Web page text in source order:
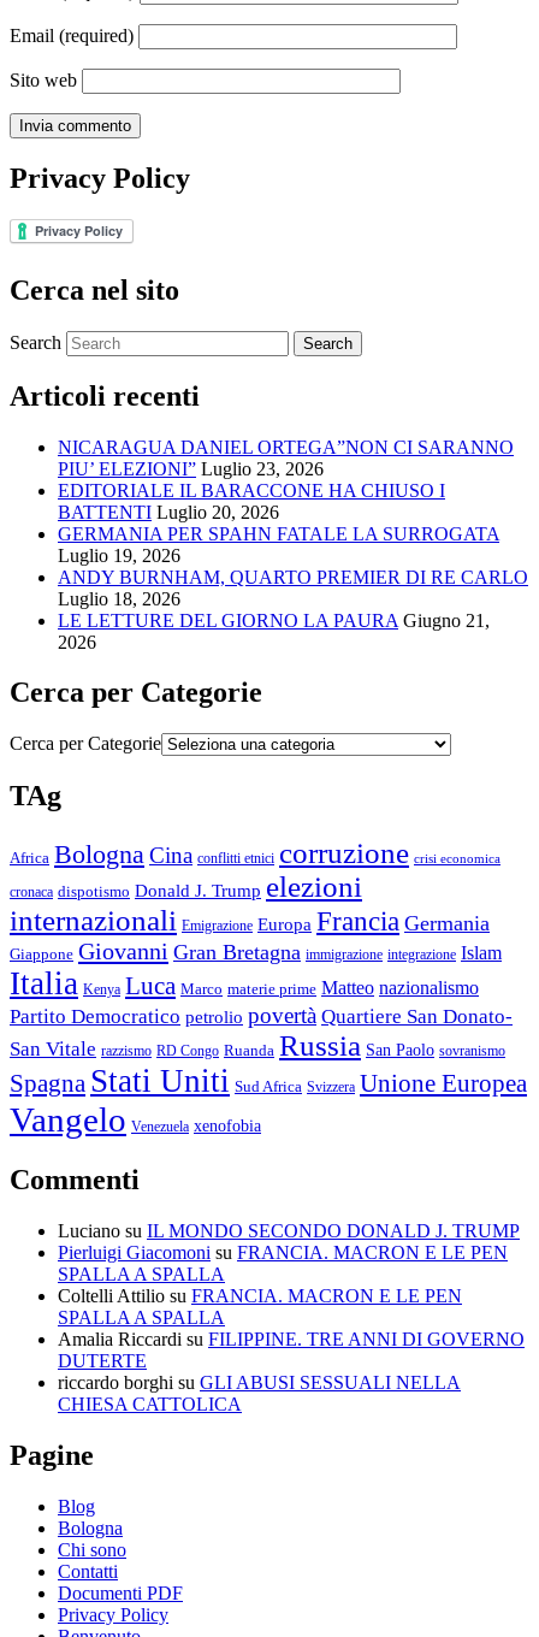
Email (required)
Sito web
Privacy Policy
Cerca nel sito
Search
Articoli recenti
NICARAGUA DANIEL ORTEGA”NON CI SARANNO
PIU’ ELEZIONI” Luglio 23, 2026
EDITORIALE IL BARACCONE HA CHIUSO I
BATTENTI Luglio 20, 2026
GERMANIA PER SPAHN FATALE LA SURROGATA
Luglio 19, 2026
ANDY BURNHAM, QUARTO PREMIER DI RE CARLO
Luglio 18, 2026
LE LETTURE DEL GIORNO LA PAURA Giugno 21,
2026
Cerca per Categorie
Cerca per Categorie
TAg
Africa BolognaCina conflitti etnici corruzione crisi economica
cronaca dispotismo Donald J. Trump elezioni
internazionali Emigrazione Europa Francia Germania
Giappone Giovanni Gran Bretagna immigrazione integrazione Islam
Italia Kenya Luca Marco materie prime Matteo nazionalismo
Partito Democratico petrolio povertà Quartiere San Donato-
San Vitale razzismo RD Congo Ruanda Russia San Paolo sovranismo
Spagna Stati Uniti Sud Africa Svizzera Unione Europea
Vangelo Venezuela xenofobia
Commenti
Luciano su IL MONDO SECONDO DONALD J. TRUMP
Pierluigi Giacomoni su FRANCIA. MACRON E LE PEN
SPALLA A SPALLA
Coltelli Attilio su FRANCIA. MACRON E LE PEN
SPALLA A SPALLA
Amalia Riccardi su FILIPPINE. TRE ANNI DI GOVERNO
DUTERTE
riccardo borghi su GLI ABUSI SESSUALI NELLA
CHIESA CATTOLICA
Pagine
Blog
Bologna
Chi sono
Contatti
Documenti PDF
Privacy Policy